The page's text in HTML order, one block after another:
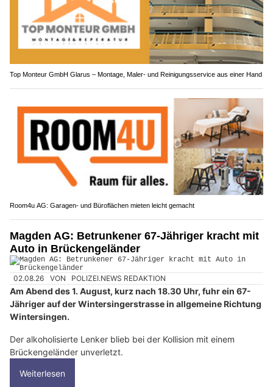
Top Monteur GmbH Glarus – Montage, Maler- und Reinigungsservice aus einer Hand
Room4u AG: Garagen- und Büroflächen mieten leicht gemacht
Magden AG: Betrunkener 67-Jähriger kracht mit
Auto in Brückengeländer
02.08.26 VON POLIZEI.NEWS REDAKTION
Am Abend des 1. August, kurz nach 18.30 Uhr, fuhr ein 67-
Jähriger auf der Wintersingerstrasse in allgemeine Richtung
Wintersingen.
Der alkoholisierte Lenker blieb bei der Kollision mit einem
Brückengeländer unverletzt.
Weiterlesen